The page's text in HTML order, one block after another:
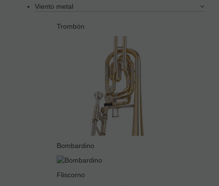
Viento metal
Trombón
Bombardino
Fliscorno